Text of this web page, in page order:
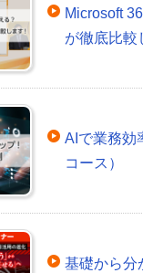
Microsoft
が徹底比較
AIで業務効
コース）
基礎から